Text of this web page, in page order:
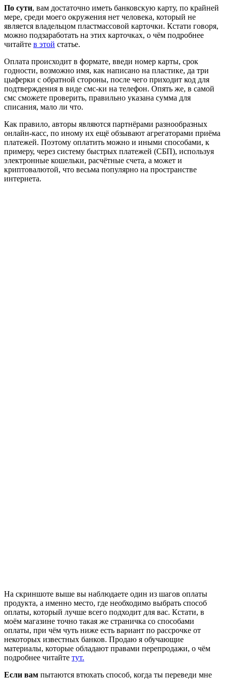
По сути, вам достаточно иметь банковскую карту, по крайней
мере, среди моего окружения нет человека, который не
является владельцом пластмассовой карточки. Кстати говоря,
можно подзаработать на этих карточках, о чём подробнее
читайте в этой статье.
Оплата происходит в формате, введи номер карты, срок
годности, возможно имя, как написано на пластике, да три
цыферки с обратной стороны, после чего приходит код для
подтверждения в виде смс-ки на телефон. Опять же, в самой
смс сможете проверить, правильно указана сумма для
списания, мало ли что.
Как правило, авторы являются партнёрами разнообразных
онлайн-касс, по иному их ещё обзывают агрегаторами приёма
платежей. Поэтому оплатить можно и иными способами, к
примеру, через систему быстрых платежей (СБП), используя
электронные кошельки, расчётные счета, а может и
криптовалютой, что весьма популярно на пространстве
интернета.
На скриншоте выше вы наблюдаете один из шагов оплаты
продукта, а именно место, где необходимо выбрать способ
оплаты, который лучше всего подходит для вас. Кстати, в
моём магазине точно такая же страничка со способами
оплаты, при чём чуть ниже есть вариант по рассрочке от
некоторых известных банков. Продаю я обучающие
материалы, которые обладают правами перепродажи, о чём
подробнее читайте тут.
Если вам пытаются втюхать способ, когда ты переведи мне